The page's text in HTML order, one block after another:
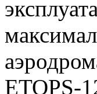
ETOPS-